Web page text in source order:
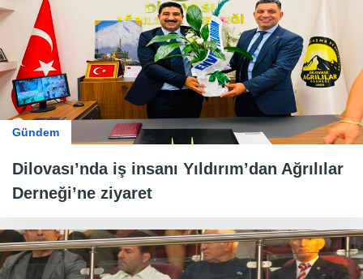
Gündem
Dilovası’nda iş insanı Yıldırım’dan Ağrılılar
Derneği’ne ziyaret